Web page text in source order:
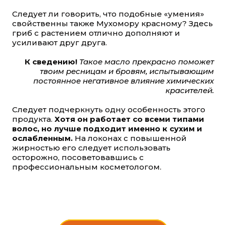
Следует ли говорить, что подобные «умения»
свойственны также Мухомору красному? Здесь
гриб с растением отлично дополняют и
усиливают друг друга.
К сведению! Такое масло прекрасно поможет
твоим ресницам и бровям, испытывающим
постоянное негативное влияние химических
красителей.
Следует подчеркнуть одну особенность этого
продукта. Хотя он работает со всеми типами
волос, но лучше подходит именно к сухим и
ослабленным. На локонах с повышенной
жирностью его следует использовать
осторожно, посоветовавшись с
профессиональным косметологом.